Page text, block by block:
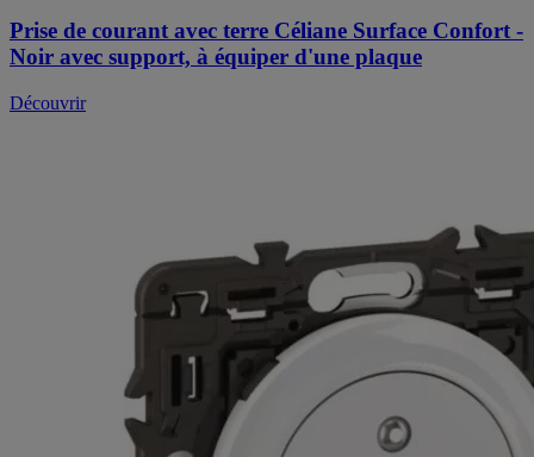
Prise de courant avec terre Céliane Surface Confort -
Noir avec support, à équiper d'une plaque
Découvrir